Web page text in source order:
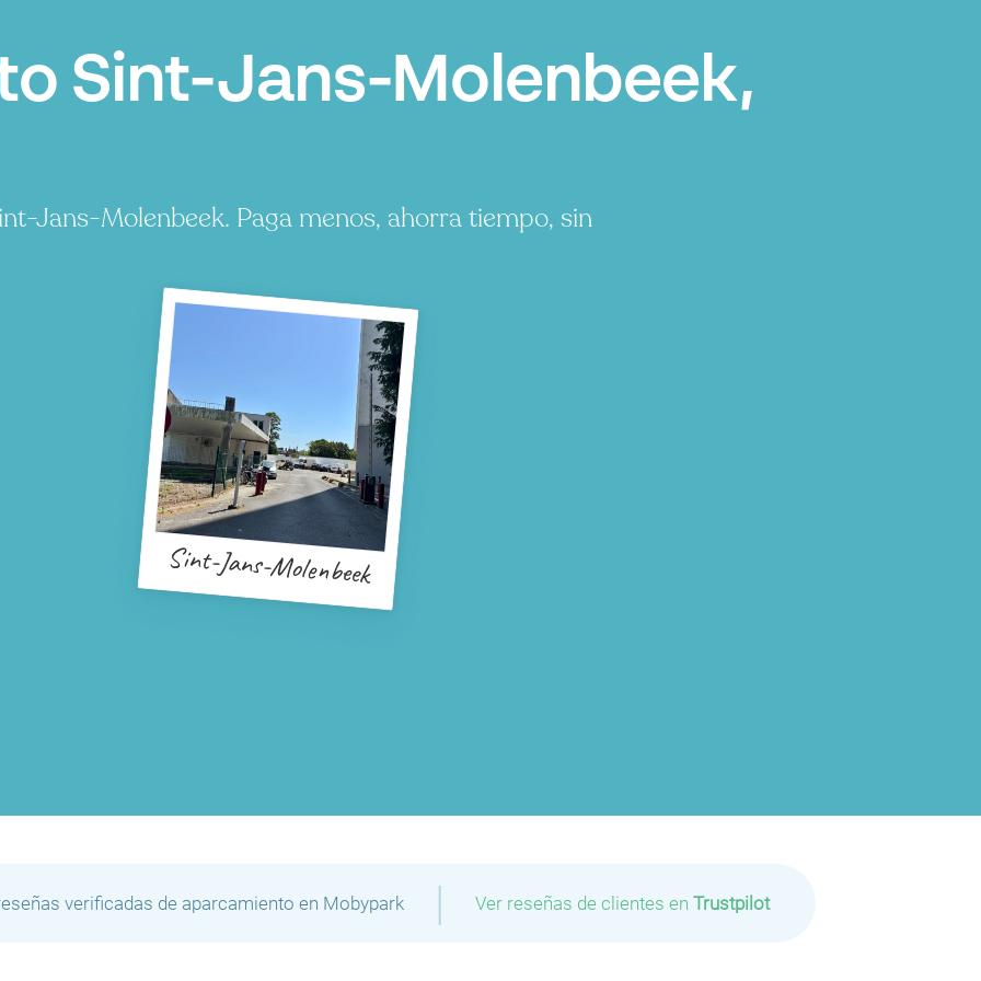
Sint-Jans-Molenbeek,
Jans-Molenbeek. Paga menos, ahorra tiempo, sin
Sint-Jans-Molenbeek
verificadas de aparcamiento en Mobypark | Ver reseñas de clientes en Trustpilot